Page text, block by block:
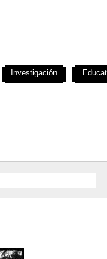
Investigación